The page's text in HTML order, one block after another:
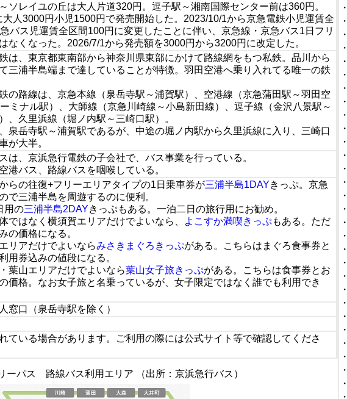
ソレイユの丘は大人片道320円。逗子駅～湘南国際センター前は360円。
大人3000円小児1500円で発売開始した。2023/10/1から京急電鉄小児運賃全
バス児運賃全区間100円に変更したことに伴い、京急線・京急バス1日フリ
なくなった。2026/7/1から発売額を3000円から3200円に改定した。
は、東京都東南部から神奈川県東部にかけて路線網をもつ私鉄。品川から
三浦半島端まで達していることが特徴。羽田空港へ乗り入れてる唯一の鉄
の路線は、京急本線（泉岳寺駅～浦賀駅）、空港線（京急蒲田駅～羽田空
ミナル駅）、大師線（京急川崎線～小島新田線）、逗子線（金沢八景駅～
、久里浜線（堀ノ内駅～三崎口駅）。
泉岳寺駅～浦賀駅であるが、中途の堀ノ内駅から久里浜線に入り、三崎口
が大半。
は、京浜急行電鉄の子会社で、バス事業を行っている。
港バス、路線バスを咽喉している。
らの往復+フリーエリアタイプの1日乗車券が三浦半島1DAYきっぷ。京急
で三浦半島を周遊するのに便利。
用の三浦半島2DAYきっぷもある。一泊二日の旅行用にお勧め。
ではなく横須賀エリアだけでよいなら、
よこすか満喫きっぷもある。ただ
の価格になる。
リアだけでよいならみさきまぐろきっぷがある。こちらはまぐろ食事券と
用券込みの値段になる。
葉山エリアだけでよいなら葉山女子旅きっぷがある。こちらは食事券とお
価格。なお女子旅と名乗っているが、女子限定ではなく誰でも利用でき
窓口（泉岳寺駅を除く）
ている場合があります。ご利用の際には公式サイト等で確認してくださ
ーパス 路線バス利用エリア （出所：京浜急行バス）
・
・
・
・
・
・
・
・
・
・
・
・
・
・
・
・
・
・
・
・
・
・
・
・
・
・
・
・
・
・